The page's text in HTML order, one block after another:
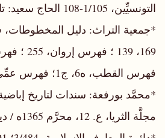
*جمعية التراث: دليل
*محمَّد بورفعة: سندات لتاريخ